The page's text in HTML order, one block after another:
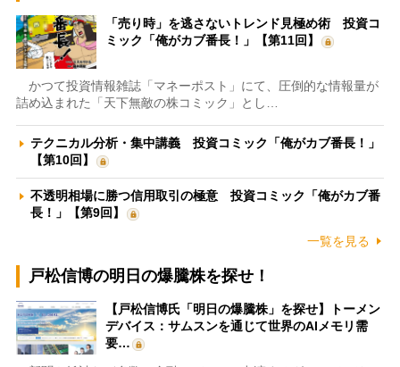
「売り時」を逃さないトレンド見極め術 投資コ
ミック「俺がカブ番長！」【第11回】
かつて投資情報雑誌「マネーポスト」にて、圧倒的な情報量が
詰め込まれた「天下無敵の株コミック」とし…
テクニカル分析・集中講義 投資コミック「俺がカブ番長！」
【第10回】
不透明相場に勝つ信用取引の極意 投資コミック「俺がカブ番
長！」【第9回】
一覧を見る
戸松信博の明日の爆騰株を探せ！
【戸松信博氏「明日の爆騰株」を探せ】トーメン
デバイス：サムスンを通じて世界のAIメモリ需
要…